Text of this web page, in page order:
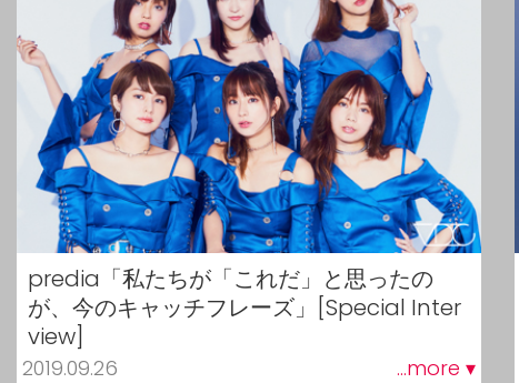
predia「私たちが「これだ」と思ったの
が、今のキャッチフレーズ」[Special Inter
view]
2019.09.26 ...more ▾